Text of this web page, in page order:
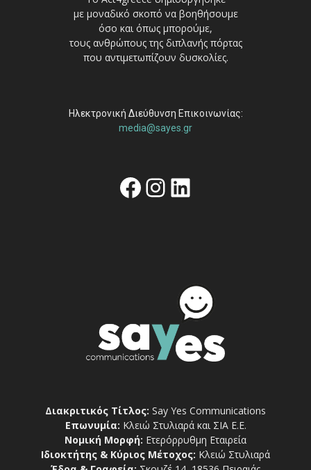
με μοναδικό σκοπό να βοηθήσουμε
όσο και όπως μπορούμε,
τους ανθρώπους της διπλανής πόρτας
που αντιμετωπίζουν δυσκολίες.
Ηλεκτρονική Διεύθυνση Επικοινωνίας:
media@sayes.gr
Facebook
Instagram
Linkedin
Διακριτικός Τίτλος: Say Yes Communications
Επωνυμία: Κλειώ Στυλιαρά και ΣΙΑ Ε.Ε.
Νομική Μορφή: Ετερόρρυθμη Εταιρεία
Ιδιοκτήτης & Κύριος Μέτοχος: Κλειώ Στυλιαρά